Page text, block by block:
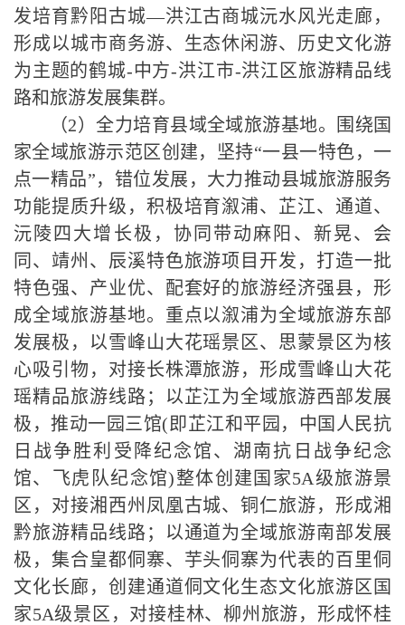
发培育黔阳古城—洪江古商城沅水风光走廊，
形成以城市商务游、生态休闲游、历史文化游
为主题的鹤城-中方-洪江市-洪江区旅游精品线
路和旅游发展集群。
（2）全力培育县域全域旅游基地。围绕国
家全域旅游示范区创建，坚持“一县一特色，一
点一精品”，错位发展，大力推动县城旅游服务
功能提质升级，积极培育溆浦、芷江、通道、
沅陵四大增长极，协同带动麻阳、新晃、会
同、靖州、辰溪特色旅游项目开发，打造一批
特色强、产业优、配套好的旅游经济强县，形
成全域旅游基地。重点以溆浦为全域旅游东部
发展极，以雪峰山大花瑶景区、思蒙景区为核
心吸引物，对接长株潭旅游，形成雪峰山大花
瑶精品旅游线路；以芷江为全域旅游西部发展
极，推动一园三馆(即芷江和平园，中国人民抗
日战争胜利受降纪念馆、湖南抗日战争纪念
馆、飞虎队纪念馆)整体创建国家5A级旅游景
区，对接湘西州凤凰古城、铜仁旅游，形成湘
黔旅游精品线路；以通道为全域旅游南部发展
极，集合皇都侗寨、芋头侗寨为代表的百里侗
文化长廊，创建通道侗文化生态文化旅游区国
家5A级景区，对接桂林、柳州旅游，形成怀桂